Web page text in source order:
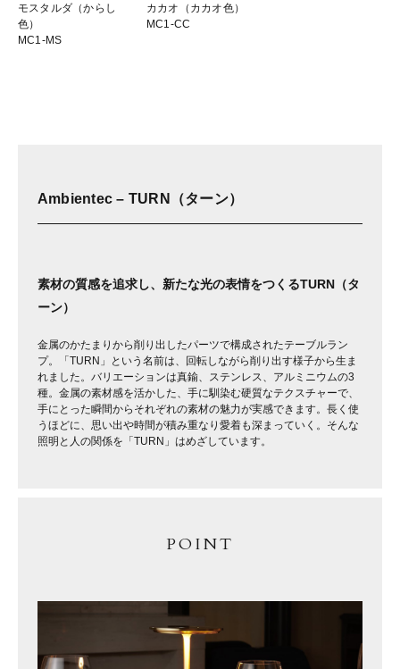
モスタルダ（からし
色）
MC1-MS
カカオ（カカオ色）
MC1-CC
Ambientec – TURN（ターン）
素材の質感を追求し、新たな光の表情をつくるTURN（タ
ーン）
金属のかたまりから削り出したパーツで構成されたテーブルラン
プ。「TURN」という名前は、回転しながら削り出す様子から生ま
れました。バリエーションは真鍮、ステンレス、アルミニウムの3
種。金属の素材感を活かした、手に馴染む硬質なテクスチャーで、
手にとった瞬間からそれぞれの素材の魅力が実感できます。長く使
うほどに、思い出や時間が積み重なり愛着も深まっていく。そんな
照明と人の関係を「TURN」はめざしています。
POINT